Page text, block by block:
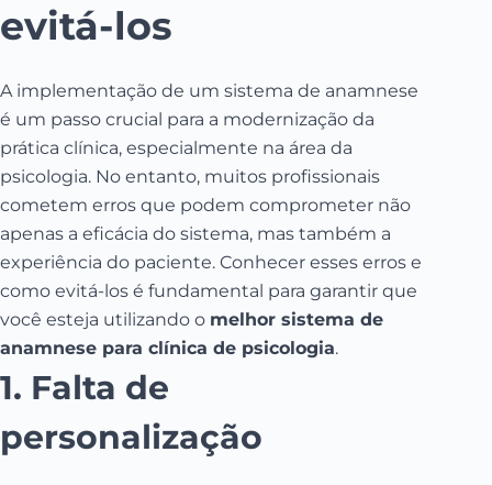
evitá-los
A implementação de um sistema de anamnese
é um passo crucial para a modernização da
prática clínica, especialmente na área da
psicologia. No entanto, muitos profissionais
cometem erros que podem comprometer não
apenas a eficácia do sistema, mas também a
experiência do paciente. Conhecer esses erros e
como evitá-los é fundamental para garantir que
você esteja utilizando o melhor sistema de
anamnese para clínica de psicologia.
1. Falta de
personalização